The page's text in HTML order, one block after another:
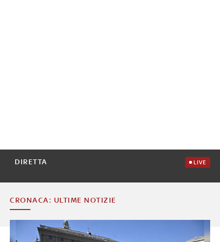
DIRETTA LIVE
CRONACA: ULTIME NOTIZIE